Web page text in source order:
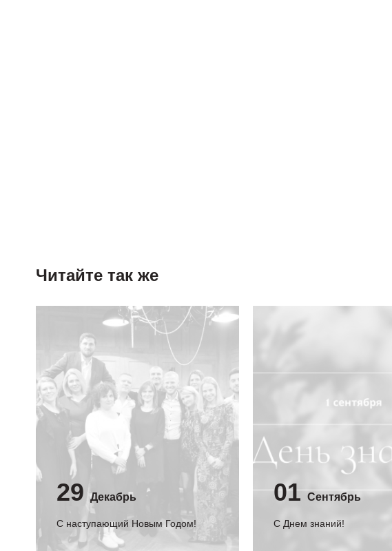
Читайте так же
29 Декабрь
С наступающий Новым Годом!
01 Сентябрь
C Днем знаний!